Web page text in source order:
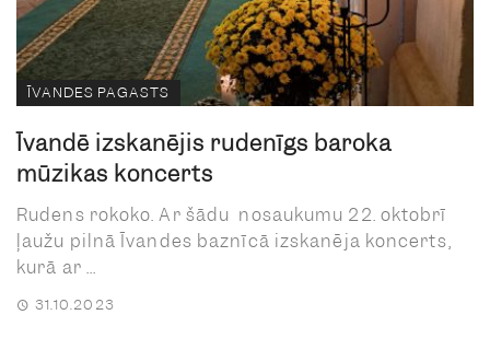
ĪVANDES PAGASTS
Īvandē izskanējis rudenīgs baroka
mūzikas koncerts
Rudens rokoko. Ar šādu nosaukumu 22. oktobrī
ļaužu pilnā Īvandes baznīcā izskanēja koncerts,
kurā ar ...
31.10.2023